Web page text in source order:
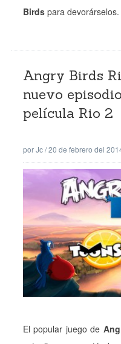
Birds para devorárselos.
Angry Birds
nuevo
película Rio 2
porJc/20 de febrero del
El popular juego de